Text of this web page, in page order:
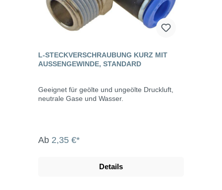
L-STECKVERSCHRAUBUNG KURZ MIT
AUSSENGEWINDE, STANDARD
Geeignet für geölte und ungeölte Druckluft,
neutrale Gase und Wasser.
Ab 2,35 €*
Details